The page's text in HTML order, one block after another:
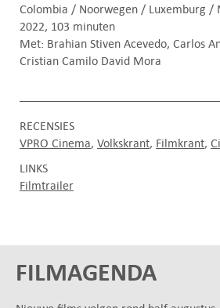
Colombia / Noorwegen / Luxemburg /
2022, 103 minuten
Met: Brahian Stiven Acevedo, Carlos
Cristian Camilo David Mora
RECENSIES
VPRO Cinema Volkskrant Filmkrant
LINKS
Filmtrailer
FILMAGENDA